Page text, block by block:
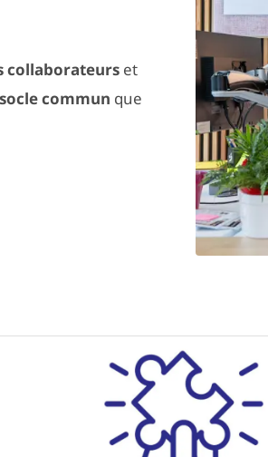
collaborateurs et
socle commun que